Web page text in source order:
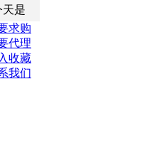
天是
求购
代理
收藏
我们